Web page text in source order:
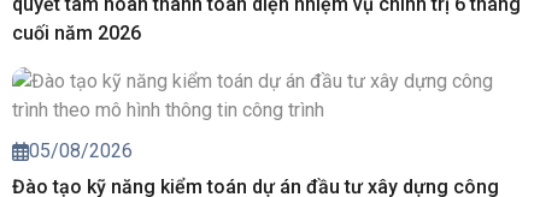
quyết tâm hoàn thành toàn diện nhiệm vụ chính trị 6 tháng
cuối năm 2026
05/08/2026
Đào tạo kỹ năng kiểm toán dự án đầu tư xây dựng công